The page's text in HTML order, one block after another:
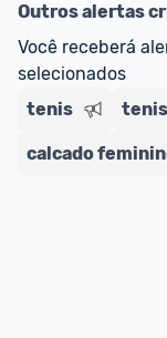
Outros alertas
Você receberá
selecionados
tenis
calcado